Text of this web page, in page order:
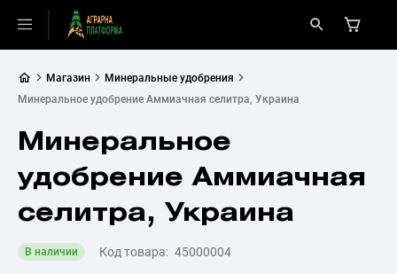
Магазин
Минеральные удобрения
Минеральное удобрение Аммиачная селитра, Украина
Минеральное
удобрение Аммиачная
селитра, Украина
В наличии Код товара: 45000004